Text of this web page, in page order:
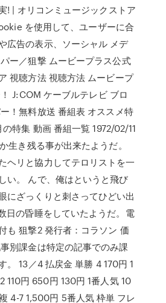
! | オリコンミュージックストア
を使用して、ユーザーに合
広告の表示、ソーシャル メデ
ー／狙撃 ムービープラス公式
視聴方法 視聴方法 ムービープ
J:COM ケーブルテレビ ブロ
！無料放送 番組表 オススメ特
特集 動画 番組一覧 1972/02/11
生き残る事が出来たようだ。
ヘリと協力してテロリストを一
い。 んで、俺はというと飛び
にざっくりと刺さってひどい出
日の昏睡をしていたようだ。電
も 狙撃2 発行者：コラソン 価
別課金は特定の記事でのみ課
。 13／4 払戻金 単勝 4 170円 1
110円 650円 130円 1番人気 10
4-7 1,500円 5番人気 枠単 フレ